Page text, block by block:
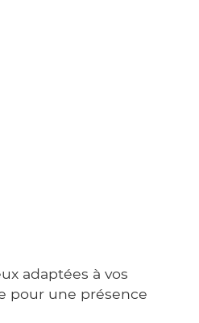
adaptées à vos
pour une présence